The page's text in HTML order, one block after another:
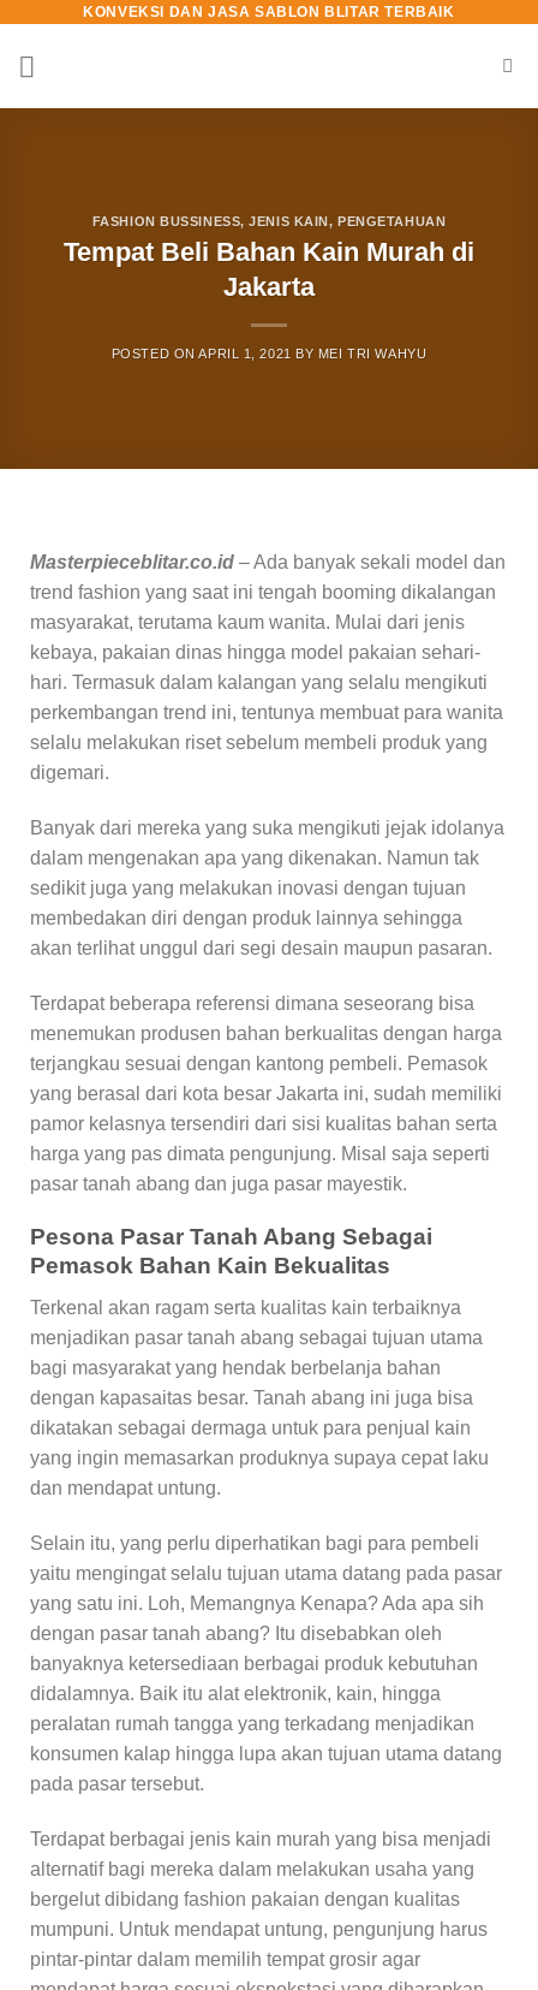
KONVEKSI DAN JASA SABLON BLITAR TERBAIK
FASHION BUSSINESS,JENIS KAIN,PENGETAHUAN
Tempat Beli Bahan Kain Murah di
Jakarta
POSTED ONAPRIL 1, 2021 BY MEI TRI WAHYU
Masterpieceblitar.co.id – Ada banyak sekali model dan
trend fashion yang saat ini tengah booming dikalangan
masyarakat, terutama kaum wanita. Mulai dari jenis
kebaya, pakaian dinas hingga model pakaian sehari-
hari. Termasuk dalam kalangan yang selalu mengikuti
perkembangan trend ini, tentunya membuat para wanita
selalu melakukan riset sebelum membeli produk yang
digemari.
Banyak dari mereka yang suka mengikuti jejak idolanya
dalam mengenakan apa yang dikenakan. Namun tak
sedikit juga yang melakukan inovasi dengan tujuan
membedakan diri dengan produk lainnya sehingga
akan terlihat unggul dari segi desain maupun pasaran.
Terdapat beberapa referensi dimana seseorang bisa
menemukan produsen bahan berkualitas dengan harga
terjangkau sesuai dengan kantong pembeli. Pemasok
yang berasal dari kota besar Jakarta ini, sudah memiliki
pamor kelasnya tersendiri dari sisi kualitas bahan serta
harga yang pas dimata pengunjung. Misal saja seperti
pasar tanah abang dan juga pasar mayestik.
Pesona Pasar Tanah Abang Sebagai
Pemasok Bahan Kain Bekualitas
Terkenal akan ragam serta kualitas kain terbaiknya
menjadikan pasar tanah abang sebagai tujuan utama
bagi masyarakat yang hendak berbelanja bahan
dengan kapasaitas besar. Tanah abang ini juga bisa
dikatakan sebagai dermaga untuk para penjual kain
yang ingin memasarkan produknya supaya cepat laku
dan mendapat untung.
Selain itu, yang perlu diperhatikan bagi para pembeli
yaitu mengingat selalu tujuan utama datang pada pasar
yang satu ini. Loh, Memangnya Kenapa? Ada apa sih
dengan pasar tanah abang? Itu disebabkan oleh
banyaknya ketersediaan berbagai produk kebutuhan
didalamnya. Baik itu alat elektronik, kain, hingga
peralatan rumah tangga yang terkadang menjadikan
konsumen kalap hingga lupa akan tujuan utama datang
pada pasar tersebut.
Terdapat berbagai jenis kain murah yang bisa menjadi
alternatif bagi mereka dalam melakukan usaha yang
bergelut dibidang fashion pakaian dengan kualitas
mumpuni. Untuk mendapat untung, pengunjung harus
pintar-pintar dalam memilih tempat grosir agar